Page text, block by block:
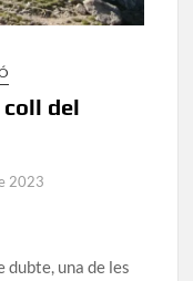
coll del
2023
dubte, una de les